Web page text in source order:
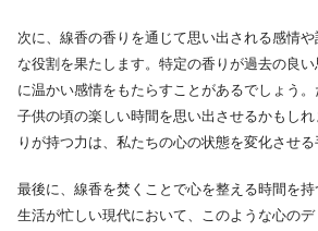
次に、線香の香りを通じて思い出される感情
な役割を果たします。特定の香りが過去の良
に温かい感情をもたらすことがあるでしょう
子供の頃の楽しい時間を思い出させるかもし
りが持つ力は、私たちの心の状態を変化させる
最後に、線香を焚くことで心を整える時間を
生活が忙しい現代において、このような心のデ